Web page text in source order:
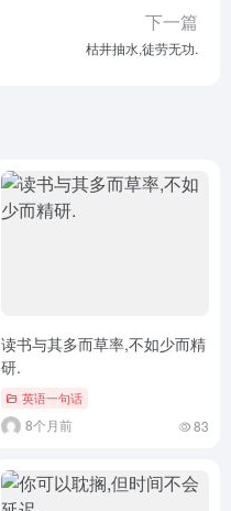
下一篇
枯井抽水,徒劳无功.
读书与其多而草率,不如少而精
研.
英语一句话
8个月前 83